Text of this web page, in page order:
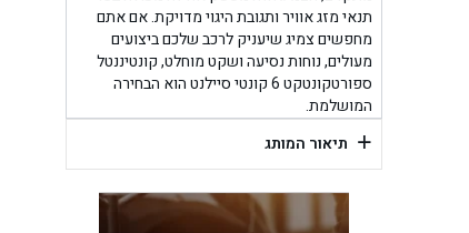
תנאי מזג אוויר ותגובת היגוי מדויקת. אם אתם
מחפשים צמיג שיעניק לרכב שלכם ביצועים
מעולים, נוחות נסיעה ושקט מוחלט, קונטיננטל
ספורטקונטקט 6 קונטי סיילנט הוא הבחירה
המושלמת.
+ תיאור המותג